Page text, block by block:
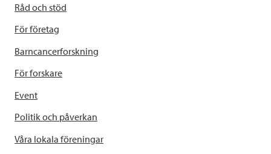
Råd och stöd
För företag
Barncancerforskning
För forskare
Event
Politik och påverkan
Våra lokala föreningar